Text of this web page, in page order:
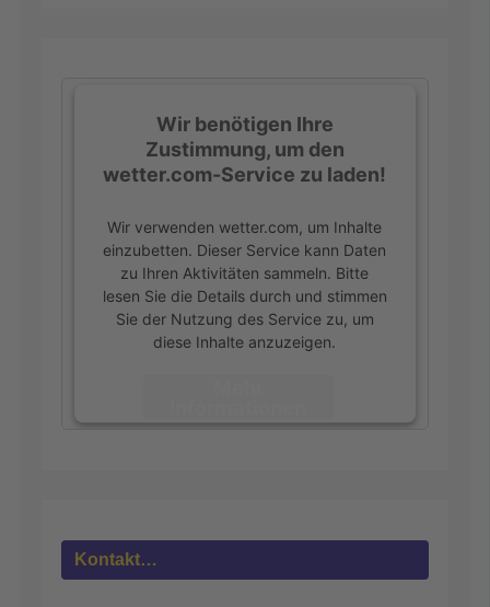
Wir benötigen Ihre
Zustimmung, um den
wetter.com-Service zu laden!
Wir verwenden wetter.com, um Inhalte
einzubetten. Dieser Service kann Daten
zu Ihren Aktivitäten sammeln. Bitte
lesen Sie die Details durch und stimmen
Sie der Nutzung des Service zu, um
diese Inhalte anzuzeigen.
Kontakt…